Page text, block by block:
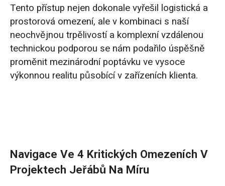
Tento přístup nejen dokonale vyřešil logistická a
prostorová omezení, ale v kombinaci s naší
neochvějnou trpělivostí a komplexní vzdálenou
technickou podporou se nám podařilo úspěšně
proměnit mezinárodní poptávku ve vysoce
výkonnou realitu působící v zařízeních klienta.
Navigace Ve 4 Kritických Omezeních V
Projektech Jeřábů Na Míru